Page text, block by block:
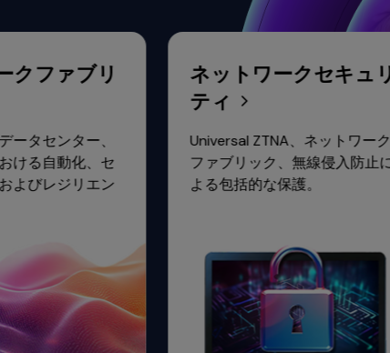
クファブリ
データセンター、
おける自動化、セ
およびレジリエン
ネットワークセキ
ティ
Universal ZTNA、ネットワ
ファブリック、無線侵入防
よる包括的な保護。